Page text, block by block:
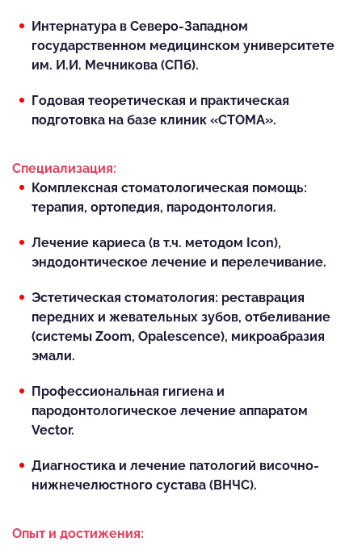
Интернатура в Северо-Западном
государственном медицинском университете
им. И.И. Мечникова (СПб).
Годовая теоретическая и практическая
подготовка на базе клиник «СТОМА».
Специализация:
Комплексная стоматологическая помощь:
терапия, ортопедия, пародонтология.
Лечение кариеса (в т.ч. методом Icon),
эндодонтическое лечение и перелечивание.
Эстетическая стоматология: реставрация
передних и жевательных зубов, отбеливание
(системы Zoom, Opalescence), микроабразия
эмали.
Профессиональная гигиена и
пародонтологическое лечение аппаратом
Vector.
Диагностика и лечение патологий височно-
нижнечелюстного сустава (ВНЧС).
Опыт и достижения: